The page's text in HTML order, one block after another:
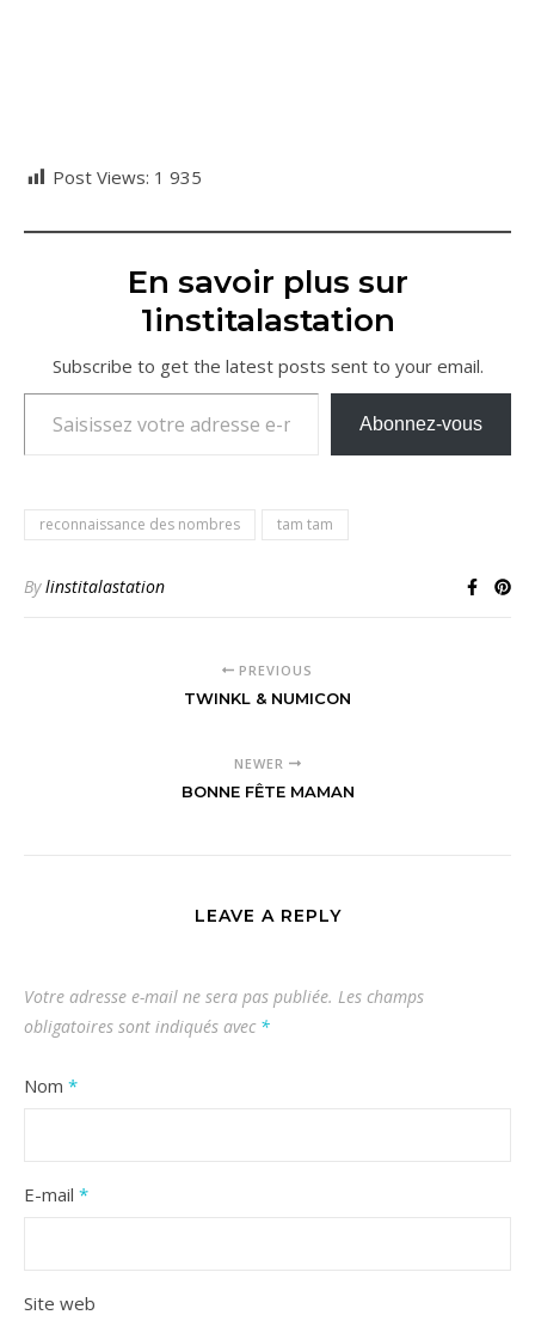
Post Views: 1 935
En savoir plus sur
1institalastation
Subscribe to get the latest posts sent to your email.
Saisissez votre adresse e-mail…
Abonnez-vous
reconnaissance des nombres tam tam
Bylinstitalastation
PREVIOUS
TWINKL & NUMICON
NEWER
BONNE FÊTE MAMAN
LEAVE A REPLY
Votre adresse e-mail ne sera pas publiée. Les champs
obligatoires sont indiqués avec *
Nom *
E-mail *
Site web